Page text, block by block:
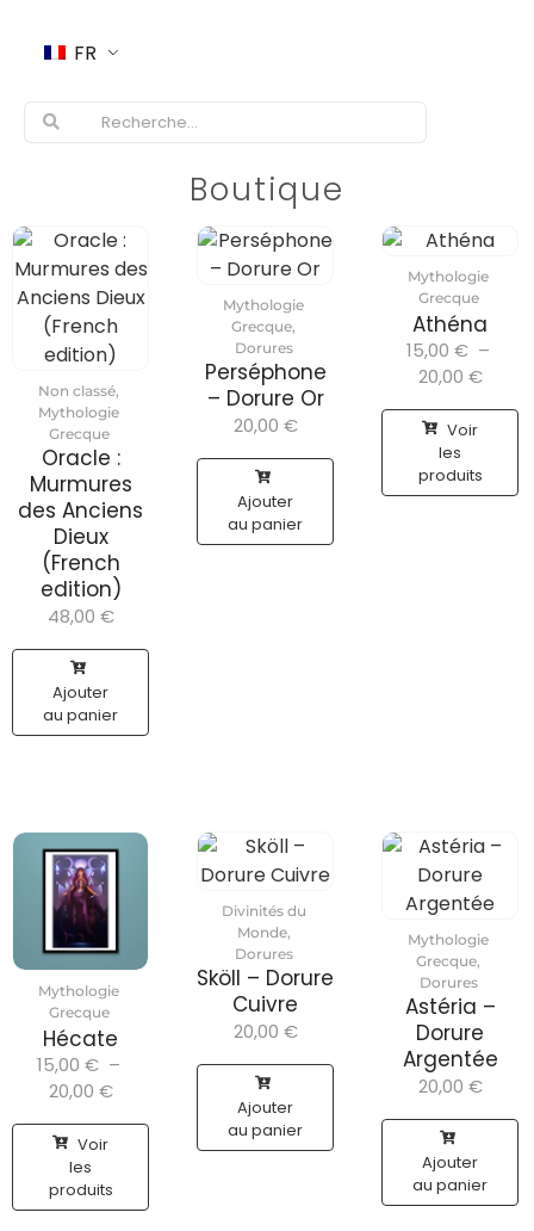
FR
Boutique
Non classé,
Mythologie
Grecque
Oracle :
Murmures
des Anciens
Dieux
(French
edition)
48,00 €
Ajouter
au panier
Mythologie
Grecque,
Dorures
Perséphone
– Dorure Or
20,00 €
Ajouter
au panier
Mythologie
Grecque
Athéna
15,00 € –
20,00 €
Voir
les
produits
Mythologie
Grecque
Hécate
15,00 € –
20,00 €
Voir
les
produits
Divinités du
Monde,
Dorures
Sköll – Dorure
Cuivre
20,00 €
Ajouter
au panier
Mythologie
Grecque,
Dorures
Astéria –
Dorure
Argentée
20,00 €
Ajouter
au panier